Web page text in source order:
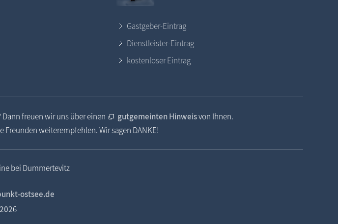
Gastgeber-Eintrag
Dienstleister-Eintrag
kostenloser Eintrag
freuen wir uns über einen gutgemeinten Hinweisvon Ihnen.
Freunden weiterempfehlen. Wir sagen DANKE!
bei Dummertevitz
ostsee.de
2026